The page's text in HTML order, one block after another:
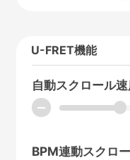
U-FRET機能
自動スクロール
ー
BPM連動スクロ